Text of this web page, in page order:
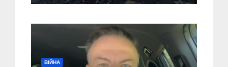
“Упир” – перші
ВІЙНА